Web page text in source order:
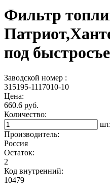
Фильтр
под
Заводской номер :
315195-1117010-10
Цена:
660.6 руб.
Количество:
шт.
Производитель:
Россия
Остаток:
2
Код внутренний:
10479